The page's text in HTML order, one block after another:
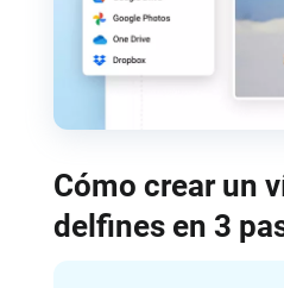
Cómo crear un
delfines en 3